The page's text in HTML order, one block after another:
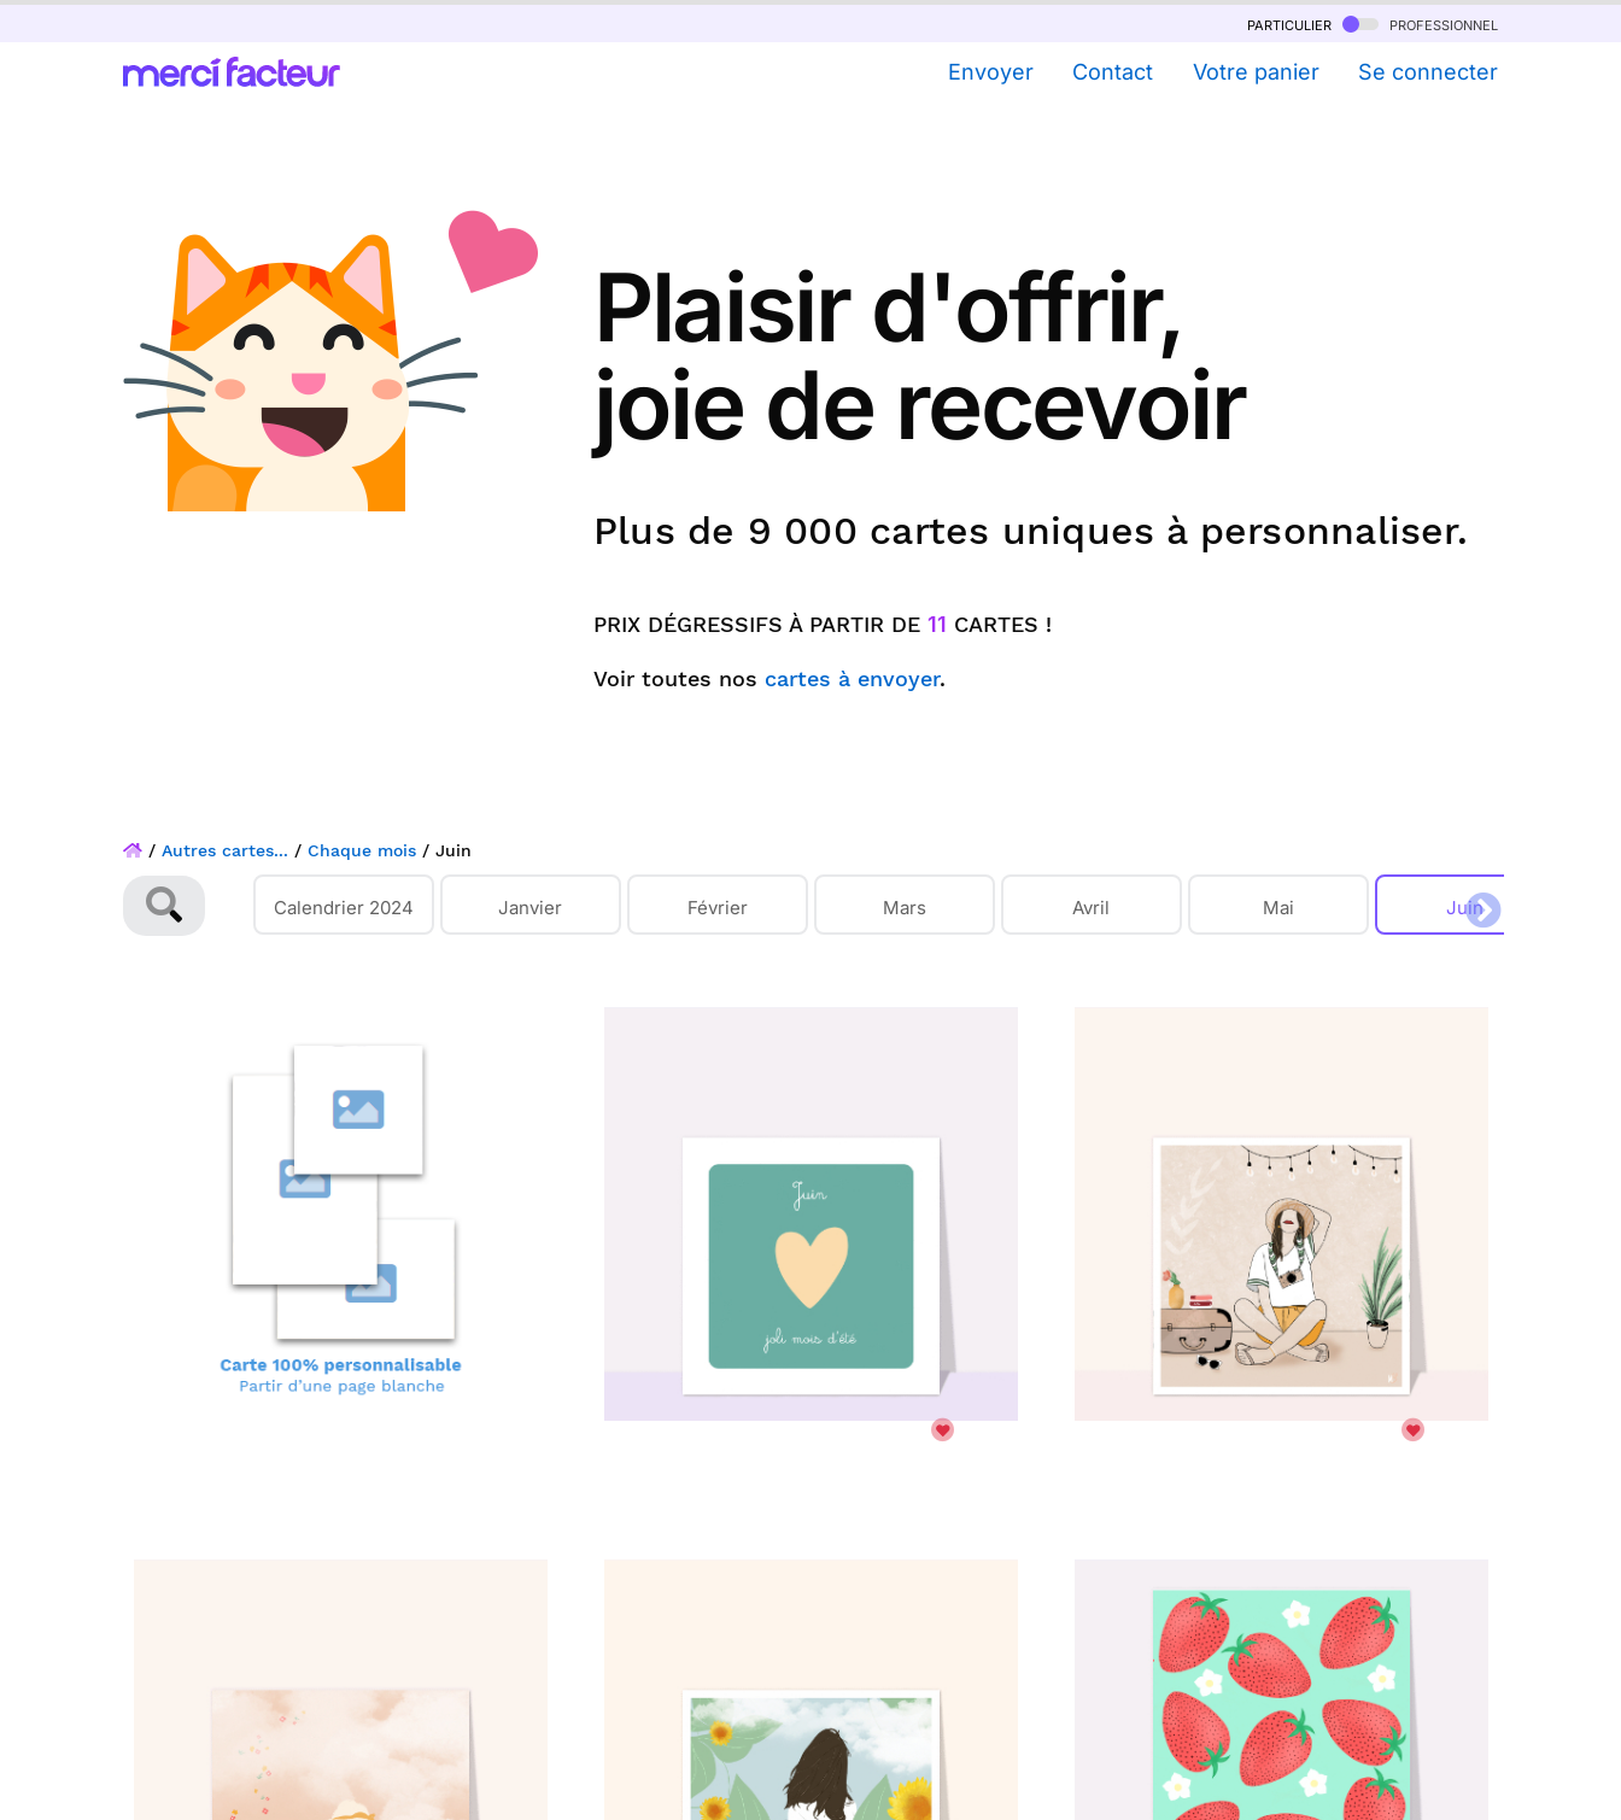
particulier professionnel
Envoyer Contact Votre panier Se connecter
Plaisir d'offrir,
joie de recevoir
Plus de 9 000 cartes uniques à personnaliser.
PRIX DÉGRESSIFS À PARTIR DE 11 CARTES !
Voir toutes nos cartes à envoyer.
/ Autres cartes... / Chaque mois / Juin
Calendrier 2024 Janvier Février Mars Avril Mai Juin